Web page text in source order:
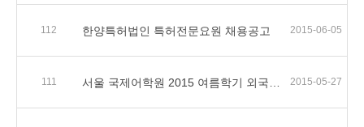
112 한양특허법인 특허전문요원 채용공고 2015-06-05
111 2015-05-27